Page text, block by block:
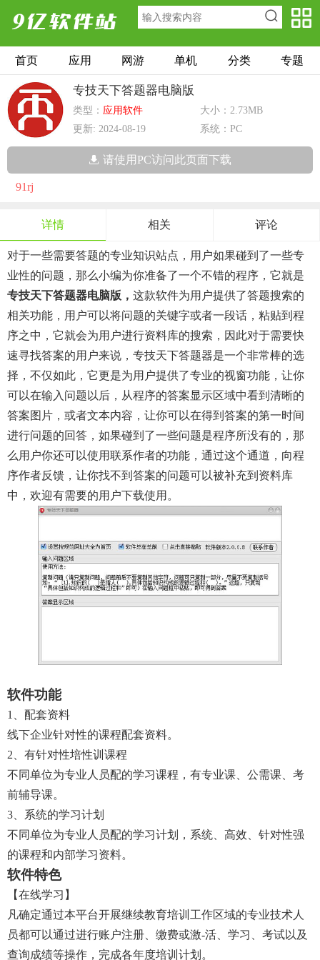
首页 应用 网游 单机 分类 专题
专技天下答题器电脑版
类型： 应用软件
大小：2.73MB
更新: 2024-08-19
系统：PC
请使用PC访问此页面下载
91rj
详情 相关 评论
对于一些需要答题的专业知识站点，用户如果碰到了一些专
业性的问题，那么小编为你准备了一个不错的程序，它就是
专技天下答题器电脑版， 这款软件为用户提供了答题搜索的
相关功能，用户可以将问题的关键字或者一段话，粘贴到程
序之中，它就会为用户进行资料库的搜索，因此对于需要快
速寻找答案的用户来说，专技天下答题器是一个非常棒的选
择，不仅如此，它更是为用户提供了专业的视窗功能，让你
可以在输入问题以后，从程序的答案显示区域中看到清晰的
答案图片，或者文本内容，让你可以在得到答案的第一时间
进行问题的回答，如果碰到了一些问题是程序所没有的，那
么用户你还可以使用联系作者的功能，通过这个通道，向程
序作者反馈，让你找不到答案的问题可以被补充到资料库
中，欢迎有需要的用户下载使用。
软件功能
1、配套资料
线下企业针对性的课程配套资料。
2、有针对性培性训课程
不同单位为专业人员配的学习课程，有专业课、公需课、考
前辅导课。
3、系统的学习计划
不同单位为专业人员配的学习计划，系统、高效、针对性强
的课程和内部学习资料。
软件特色
【在线学习】
凡确定通过本平台开展继续教育培训工作区域的专业技术人
员都可以通过进行账户注册、缴费或激-活、学习、考试以及
查询成绩等操作，完成各年度培训计划。